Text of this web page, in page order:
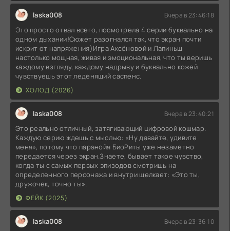
laska008 Вчера в 23:46:18
Это просто отвал всего, посмотрела 4 серии буквально на
одном дыхании!Сюжет разогнался так, что экран почти
искрит от напряжения)Игра Аксёновой и Лапиньш
настолько мощная, живая и эмоциональная, что ты веришь
каждому взгляду, каждому надрыву и буквально кожей
чувствуешь этот леденящий саспенс.
ХОЛОД (2026)
laska008 Вчера в 23:40:21
Это реально отличный, затягивающий цифровой кошмар.
Каждую серию ждешь с мыслью: «Ну давайте, удивите
меня», потому что паранойя БиоРиты уже незаметно
передается через экран.Знаете, бывает такое чувство,
когда ты с самых первых эпизодов смотришь на
определенного персонажа и внутри щелкает: «Это ты,
дружочек, точно ты».
ФЕЙК (2025)
laska008 Вчера в 23:36:10